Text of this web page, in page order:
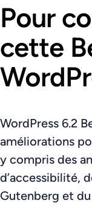
Pour
cette
WordPress 6.2
améliorations
y compris des
d’accessibilité,
Gutenberg et